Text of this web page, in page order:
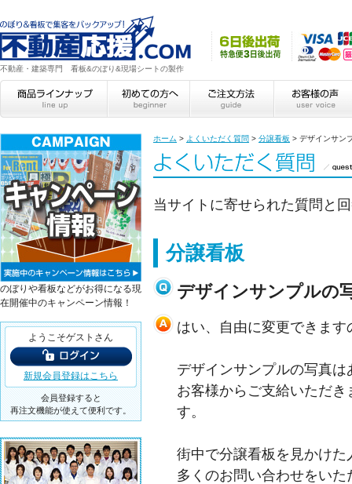
不動産・建築専門 看板&のぼり&現場シートの製作
ホーム > よくいただく質問 > 分譲看板 > デザインサン
当サイトに寄せられた質問と
分譲看板
デザインサンプルの
はい、自由に変更できま
デザインサンプルの写真
お客様からご支給いただ
す。
街中で分譲看板を見かけた
多くのお問い合わせをいた
のぼりや看板などがお得になる現
在開催中のキャンペーン情報！
ようこそゲストさん
新規会員登録はこちら
会員登録すると
再注文機能が使えて便利です。